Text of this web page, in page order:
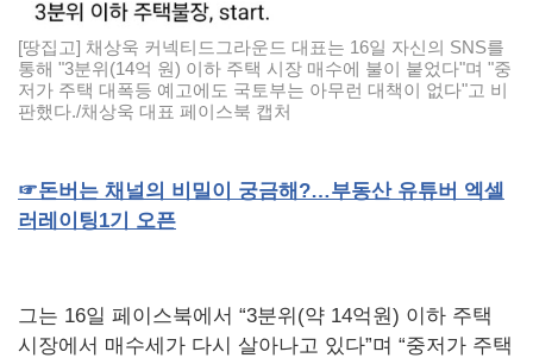
[땅집고] 채상욱 커넥티드그라운드 대표는 16일 자신의 SNS를
통해 "3분위(14억 원) 이하 주택 시장 매수에 불이 붙었다"며 "중
저가 주택 대폭등 예고에도 국토부는 아무런 대책이 없다"고 비
판했다./채상욱 대표 페이스북 캡처
☞돈버는 채널의 비밀이 궁금해 ?…부동산 유튜버 엑셀
러레이팅1기 오픈
그는 16일 페이스북에서 “3분위(약 14억원) 이하 주택
시장에서 매수세가 다시 살아나고 있다”며 “중저가 주택